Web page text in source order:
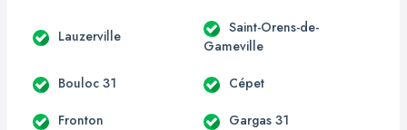
Lauzerville
Saint-Orens-de-
Gameville
Bouloc 31 Cépet
Fronton Gargas 31